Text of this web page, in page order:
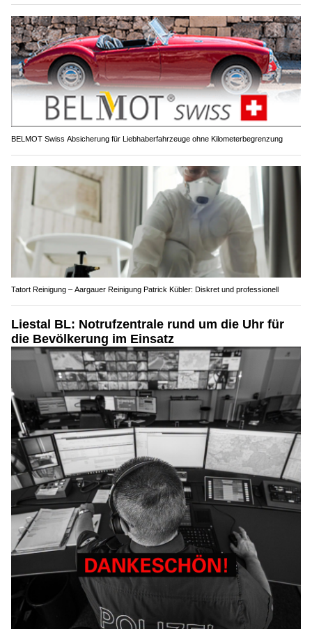
BELMOT Swiss Absicherung für Liebhaberfahrzeuge ohne Kilometerbegrenzung
Tatort Reinigung – Aargauer Reinigung Patrick Kübler: Diskret und professionell
Liestal BL: Notrufzentrale rund um die Uhr für
11.07.26 POLIZEI.NEWS REDAKTION